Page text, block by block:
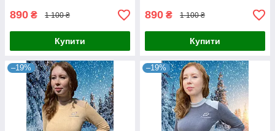
890 ₴ 1 100 ₴
Купити
890 ₴ 1 100 ₴
Купити
–19% –19%